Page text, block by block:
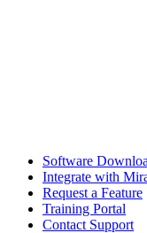
Software
Integrate with
Request a Feature
Training Portal
Contact Support